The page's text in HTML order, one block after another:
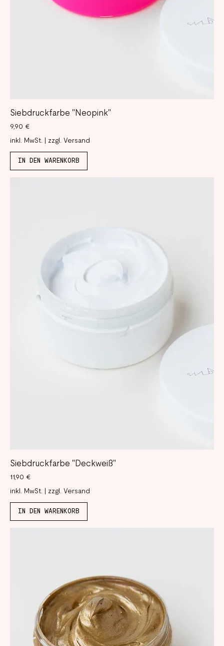
Siebdruckfarbe "Neopink"
Preis
9,90 €
inkl. MwSt. zzgl. Versand
IN DEN WARENKORB
Siebdruckfarbe "Deckweiß"
Preis
11,90 €
inkl. MwSt. zzgl. Versand
IN DEN WARENKORB